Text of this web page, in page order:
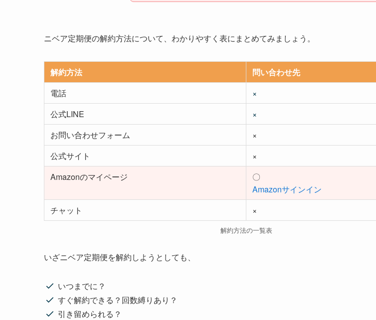
ニベア定期便の解約方法について、わかりやすく表にまとめてみましょう。
解約方法
問い合わせ先
電話
×
公式LINE
×
お問い合わせフォーム
×
公式サイト
×
Amazonのマイページ
〇
Amazonサインイン
チャット
×
解約方法の一覧表
いざニベア定期便を解約しようとしても、
いつまでに？
すぐ解約できる？回数縛りあり？
引き留められる？